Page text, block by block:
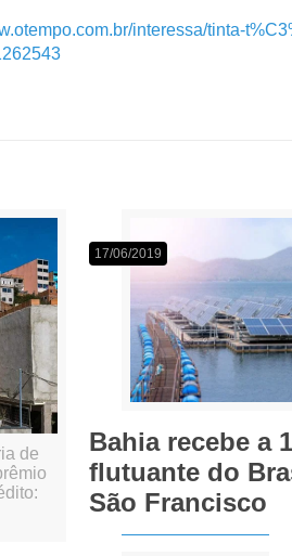
interessa/tinta-
de
17/06/2019
Bahia recebe a
flutuante do
São Francisco